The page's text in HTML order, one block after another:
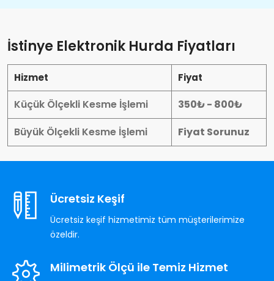
İstinye Elektronik Hurda Fiyatları
Hizmet Fiyat
Küçük Ölçekli Kesme İşlemi
350₺ - 800₺
Büyük Ölçekli Kesme İşlemi
Fiyat Sorunuz
Ücretsiz Keşif
Ücretsiz keşif hizmetimiz tüm müşterilerimize
özeldir.
Milimetrik Ölçü ile Temiz Hizmet